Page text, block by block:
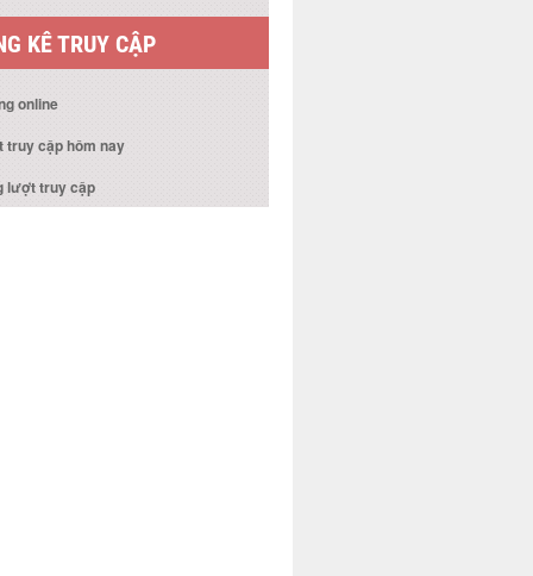
KÊ TRUY CẬP
online
cập hôm nay
lượt truy cập